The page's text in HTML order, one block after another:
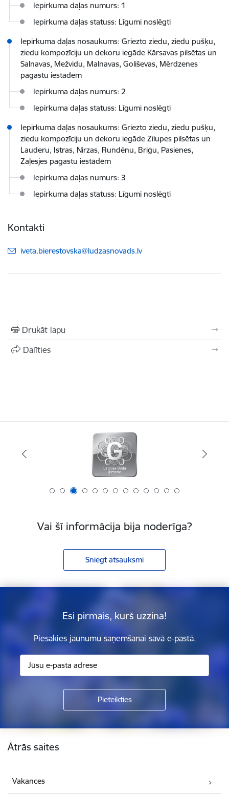
Iepirkuma daļas numurs: 1
Iepirkuma daļas statuss: Līgumi noslēgti
Iepirkuma daļas nosaukums: Griezto ziedu, ziedu pušķu,
ziedu kompozīciju un dekoru iegāde Kārsavas pilsētas un
Salnavas, Mežvidu, Malnavas, Goliševas, Mērdzenes
pagastu iestādēm
Iepirkuma daļas numurs: 2
Iepirkuma daļas statuss: Līgumi noslēgti
Iepirkuma daļas nosaukums: Griezto ziedu, ziedu pušķu,
ziedu kompozīciju un dekoru iegāde Zilupes pilsētas un
Lauderu, Istras, Nirzas, Rundēnu, Briģu, Pasienes,
Zaļesjes pagastu iestādēm
Iepirkuma daļas numurs: 3
Iepirkuma daļas statuss: Līgumi noslēgti
Kontakti
E-pasts:
iveta.bierestovska@ludzasnovads.lv
Drukāt lapu
Dalīties
Vai šī informācija bija noderīga?
Sniegt atsauksmi
Esi pirmais, kurš uzzina!
Piesakies jaunumu saņemšanai savā e-pastā.
Kājene
Ātrās saites
Vakances